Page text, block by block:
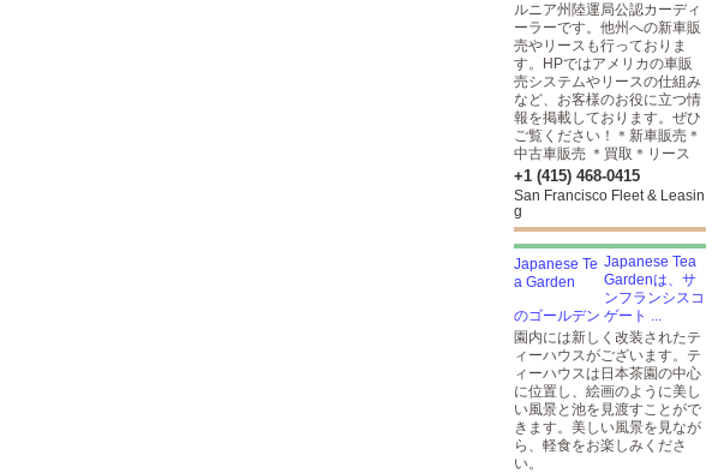
ルニア州陸運局公認カーディ
ーラーです。他州への新車販
売やリースも行っておりま
す。HPではアメリカの車販
売システムやリースの仕組み
など、お客様のお役に立つ情
報を掲載しております。ぜひ
ご覧ください！＊新車販売＊
中古車販売 ＊買取＊リース
+1 (415) 468-0415
San Francisco Fleet & Leasin
g
Japanese Tea
Gardenは、サ
ンフランシスコ
のゴールデン ゲート ...
園内には新しく改装されたテ
ィーハウスがございます。テ
ィーハウスは日本茶園の中心
に位置し、絵画のように美し
い風景と池を見渡すことがで
きます。美しい風景を見なが
ら、軽食をお楽しみくださ
い。